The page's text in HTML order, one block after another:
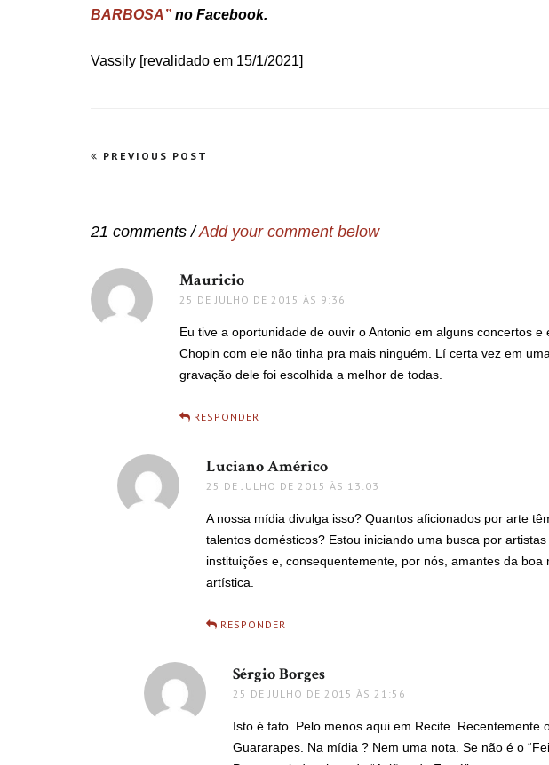
BARBOSA” no Facebook.
Vassily [revalidado em 15/1/2021]
Navegação
PREVIOUS POST
21 comments /Add your comment below
Mauricio
25 DE JULHO DE 2015 ÀS 9:36
Eu tive a oportunidade de ouvir o Antonio em alguns concertos e
Chopin com ele não tinha pra mais ninguém. Lí certa vez em
gravação dele foi escolhida a melhor de todas.
RESPONDER
Luciano Américo
25 DE JULHO DE 2015 ÀS 13:03
A nossa mídia divulga isso? Quantos aficionados por arte
talentos domésticos? Estou iniciando uma busca por
instituições e, consequentemente, por nós, amantes da
artística.
RESPONDER
Sérgio Borges
25 DE JULHO DE 2015 ÀS 21:56
Isto é fato. Pelo menos aqui em Recife. Recentemente
Guararapes. Na mídia ? Nem uma nota. Se não é o